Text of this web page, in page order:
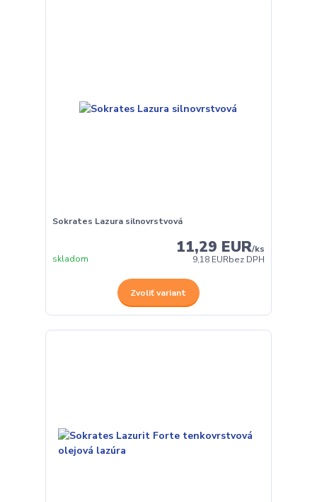
Sokrates Lazura silnovrstvová
11,29 EUR/ks
9,18 EURbez DPH
skladom
Zvoliť variant